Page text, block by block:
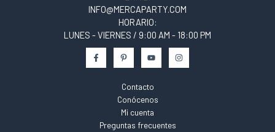
INFO@MERCAPARTY.COM
HORARIO:
LUNES - VIERNES / 9:00 AM - 18:00 PM
Contacto
Conócenos
Mi cuenta
Preguntas frecuentes